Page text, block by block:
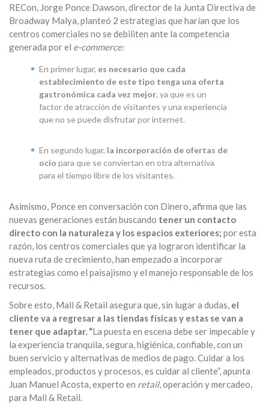
RECon, Jorge Ponce Dawson, director de la Junta Directiva de
Broadway Malya, planteó 2 estrategias que harían que los
centros comerciales no se debiliten ante la competencia
generada por el e-commerce:
En primer lugar, es necesario que cada
establecimiento de este tipo tenga una oferta
gastronómica cada vez mejor, ya que es un
factor de atracción de visitantes y una experiencia
que no se puede disfrutar por internet.
En segundo lugar, la incorporación de ofertas de
ocio para que se conviertan en otra alternativa
para el tiempo libre de los visitantes.
Asimismo, Ponce en conversación con Dinero, afirma que las
nuevas generaciones están buscando tener un contacto
directo con la naturaleza y los espacios exteriores; por esta
razón, los centros comerciales que ya lograron identificar la
nueva ruta de crecimiento, han empezado a incorporar
estrategias como el paisajismo y el manejo responsable de los
recursos.
Sobre esto, Mall & Retail asegura que, sin lugar a dudas, el
cliente va a regresar a las tiendas físicas y estas se van a
tener que adaptar. “La puesta en escena debe ser impecable y
la experiencia tranquila, segura, higiénica, confiable, con un
buen servicio y alternativas de medios de pago. Cuidar a los
empleados, productos y procesos, es cuidar al cliente”, apunta
Juan Manuel Acosta, experto en retail, operación y mercadeo,
para Mall & Retail.